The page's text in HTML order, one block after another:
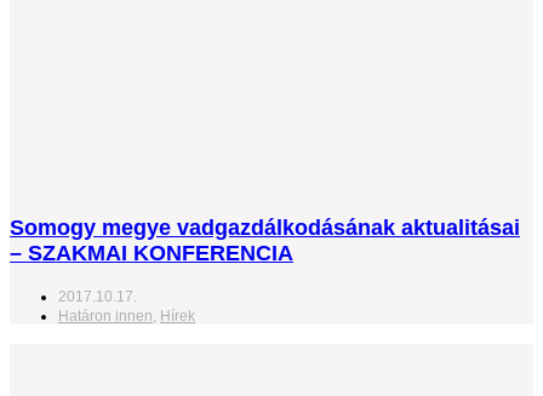
Somogy megye vadgazdálkodásának aktualitásai
– SZAKMAI KONFERENCIA
2017.10.17.
Határon innen Hírek